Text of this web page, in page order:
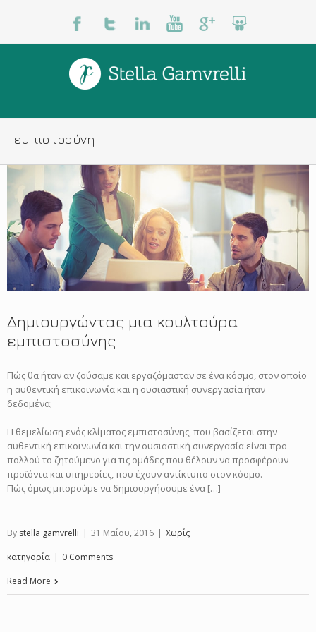
εμπιστοσύνη
Δημιουργώντας μια κουλτούρα
εμπιστοσύνης
Πώς θα ήταν αν ζούσαμε και εργαζόμασταν σε ένα κόσμο, στον οποίο
η αυθεντική επικοινωνία και η ουσιαστική συνεργασία ήταν
δεδομένα;
Η θεμελίωση ενός κλίματος εμπιστοσύνης, που βασίζεται στην
αυθεντική επικοινωνία και την ουσιαστική συνεργασία είναι προ
πολλού το ζητούμενο για τις ομάδες που θέλουν να προσφέρουν
προϊόντα και υπηρεσίες, που έχουν αντίκτυπο στον κόσμο.
Πώς όμως μπορούμε να δημιουργήσουμε ένα […]
By stella gamvrelli | 31 Μαΐου, 2016 | Χωρίς
κατηγορία | 0 Comments
Read More